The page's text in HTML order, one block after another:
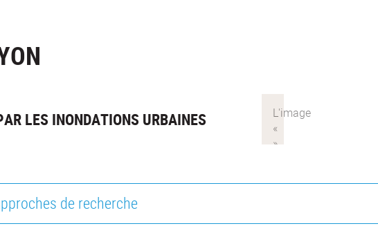
LES INONDATIONS URBAINES
de recherche